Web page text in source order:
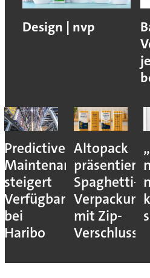
Design | nvp
Predictive
Maintenance
steigert
Verfügbarkeit
bei
Haribo
Altopack
präsentiert
Spaghetti-
Verpackung
mit Zip-
Verschluss